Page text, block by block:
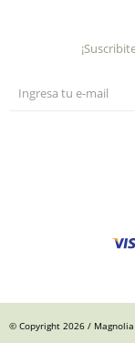
© Copyright 2026 / Magnolia